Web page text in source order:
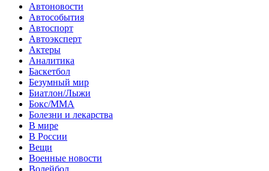
Автоновости
Автособытия
Автоспорт
Автоэксперт
Актеры
Аналитика
Баскетбол
Безумный мир
Биатлон/Лыжи
Бокс/MMA
Болезни и лекарства
В мире
В России
Вещи
Военные новости
Волейбол